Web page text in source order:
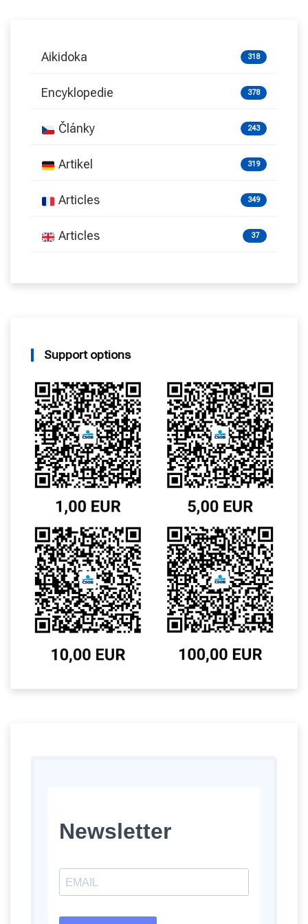
Aikidoka 318
Encyklopedie 378
Články 243
Artikel 319
Articles 349
Articles 37
Support options